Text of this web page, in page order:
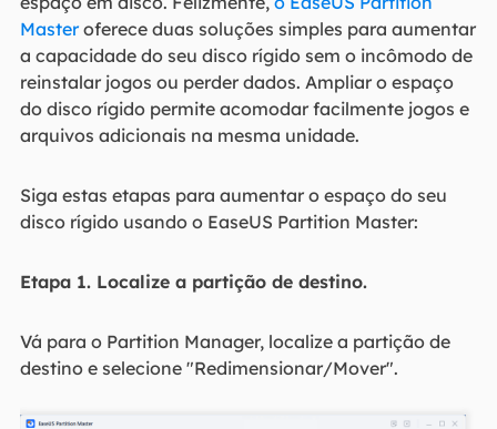
Masteroferece duas soluções simples para aumentar
a capacidade do seu disco rígido sem o incômodo de
reinstalar jogos ou perder dados. Ampliar o espaço
do disco rígido permite acomodar facilmente jogos e
arquivos adicionais na mesma unidade.
Siga estas etapas para aumentar o espaço do seu
disco rígido usando o EaseUS Partition Master:
Etapa 1. Localize a partição de destino.
Vá para o Partition Manager, localize a partição de
destino e selecione "Redimensionar/Mover".